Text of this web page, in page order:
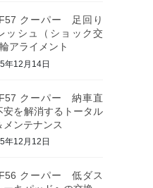
クーパー 足回り
ッシュ（ショック交
アライメント
年12月14日
クーパー 納車直
安を解消するトータル
メンテナンス
年12月12日
クーパー 低ダス